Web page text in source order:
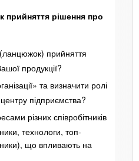
рішення про
прийняття
продукції?
та визначити ролі
підприємства?
різних співробітників
технологи, топ-
що впливають на